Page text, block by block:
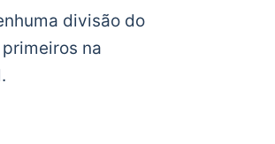
divisão do
na